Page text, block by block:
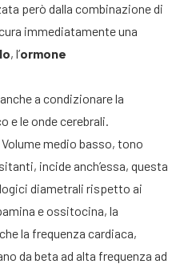
però dalla combinazione di
immediatamente una
, l’ormone
a condizionare la
e le onde cerebrali.
medio basso, tono
incide anch’essa, questa
diametrali rispetto ai
e ossitocina, la
la frequenza cardiaca,
da beta ad alta frequenza ad